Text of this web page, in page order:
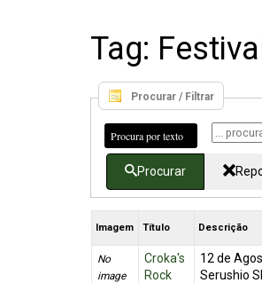
Tag:
Procurar / Filtrar
Procura por texto
Procurar
Imagem Título Descrição
No
image
Croka's
Rock
12 de
Serushio